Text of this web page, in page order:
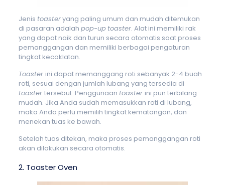
Jenis toasteryang paling umum dan mudah ditemukan
di pasaran adalah pop-up toaster. Alat ini memiliki rak
yang dapat naik dan turun secara otomatis saat proses
pemanggangan dan memiliki berbagai pengaturan
tingkat kecoklatan.
Toaster ini dapat memanggang roti sebanyak 2-4 buah
roti, sesuai dengan jumlah lubang yang tersedia di
toaster tersebut. Penggunaan toaster ini pun terbilang
mudah. Jika Anda sudah memasukkan roti di lubang,
maka Anda perlu memilih tingkat kematangan, dan
menekan tuas ke bawah.
Setelah tuas ditekan, maka proses pemanggangan roti
akan dilakukan secara otomatis.
2. Toaster Oven